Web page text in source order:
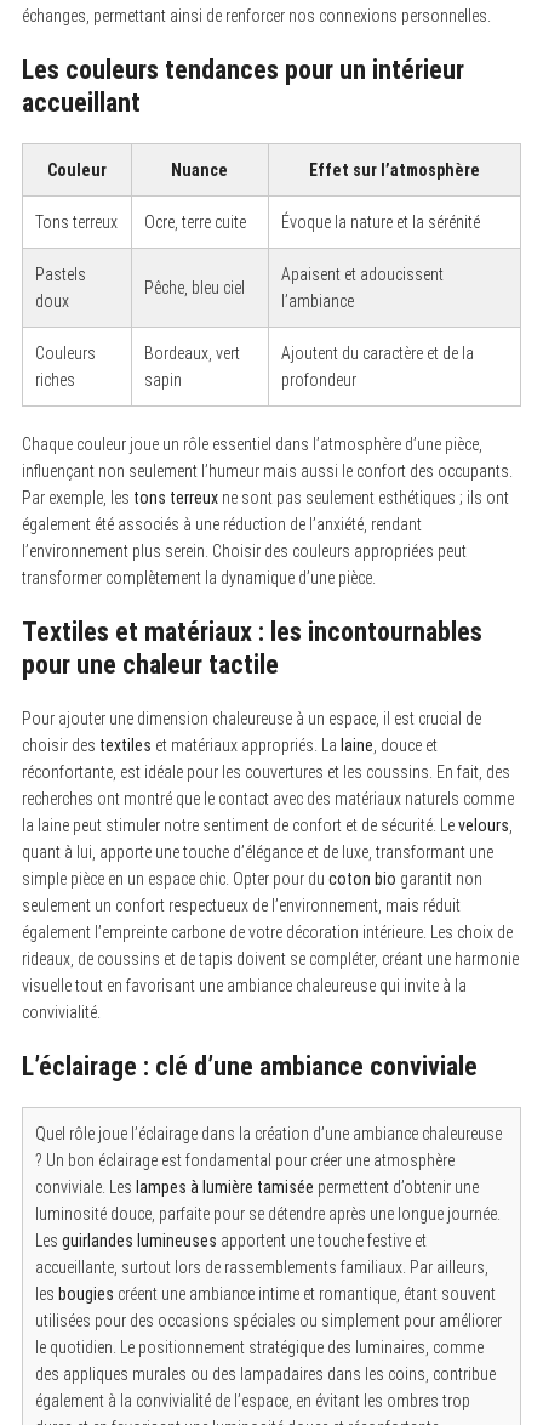
échanges, permettant ainsi de renforcer nos connexions personnelles.
Les couleurs tendances pour un intérieur
accueillant
Couleur Nuance Effet sur l’atmosphère
Tons terreux Ocre, terre cuite Évoque la nature et la sérénité
Pastels
doux
Pêche, bleu ciel
Apaisent et adoucissent
l’ambiance
Couleurs
riches
Bordeaux, vert
sapin
Ajoutent du caractère et de la
profondeur
Chaque couleur joue un rôle essentiel dans l’atmosphère d’une pièce,
influençant non seulement l’humeur mais aussi le confort des occupants.
Par exemple, les tons terreuxne sont pas seulement esthétiques ; ils ont
également été associés à une réduction de l’anxiété, rendant
l’environnement plus serein. Choisir des couleurs appropriées peut
transformer complètement la dynamique d’une pièce.
Textiles et matériaux : les incontournables
pour une chaleur tactile
Pour ajouter une dimension chaleureuse à un espace, il est crucial de
choisir des textiles et matériaux appropriés. La laine , douce et
réconfortante, est idéale pour les couvertures et les coussins. En fait, des
recherches ont montré que le contact avec des matériaux naturels comme
la laine peut stimuler notre sentiment de confort et de sécurité. Levelours
quant à lui, apporte une touche d’élégance et de luxe, transformant une
simple pièce en un espace chic. Opter pour du coton bio garantit non
seulement un confort respectueux de l’environnement, mais réduit
également l’empreinte carbone de votre décoration intérieure. Les choix de
rideaux, de coussins et de tapis doivent se compléter, créant une harmonie
visuelle tout en favorisant une ambiance chaleureuse qui invite à la
convivialité.
L’éclairage : clé d’une ambiance conviviale
Quel rôle joue l’éclairage dans la création d’une ambiance chaleureuse
? Un bon éclairage est fondamental pour créer une atmosphère
conviviale. Les lampes à lumière tamisée permettent d’obtenir une
luminosité douce, parfaite pour se détendre après une longue journée.
Les guirlandes lumineuses apportent une touche festive et
accueillante, surtout lors de rassemblements familiaux. Par ailleurs,
les bougies créent une ambiance intime et romantique, étant souvent
utilisées pour des occasions spéciales ou simplement pour améliorer
le quotidien. Le positionnement stratégique des luminaires, comme
des appliques murales ou des lampadaires dans les coins, contribue
également à la convivialité de l’espace, en évitant les ombres trop
a
h
r
: